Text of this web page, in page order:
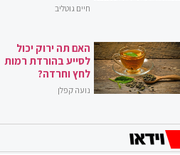
חיים גוטליב
האם תה ירוק יכול
לסייע בהורדת רמות
לחץ וחרדה?
נועה קפלן